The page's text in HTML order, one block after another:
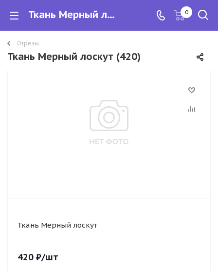
Ткань Мерный лоскут 0
Отрезы
Ткань Мерный лоскут (420)
Ткань Мерный лоскут
420 ₽/шт